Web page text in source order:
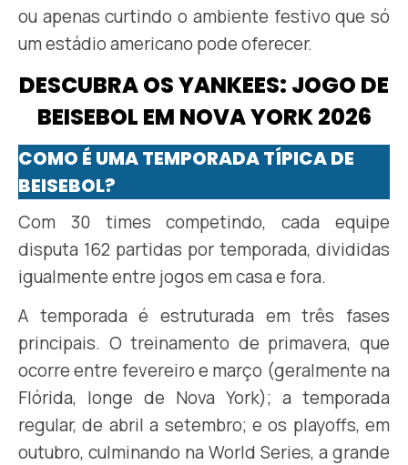
ou apenas curtindo o ambiente festivo que só
um estádio americano pode oferecer.
DESCUBRA OS YANKEES: JOGO DE
BEISEBOL EM NOVA YORK 2026
COMO É UMA TEMPORADA TÍPICA DE
BEISEBOL?
Com 30 times competindo, cada equipe
disputa 162 partidas por temporada, divididas
igualmente entre jogos em casa e fora.
A temporada é estruturada em três fases
principais. O treinamento de primavera, que
ocorre entre fevereiro e março (geralmente na
Flórida, longe de Nova York); a temporada
regular, de abril a setembro; e os playoffs, em
outubro, culminando na World Series, a grande